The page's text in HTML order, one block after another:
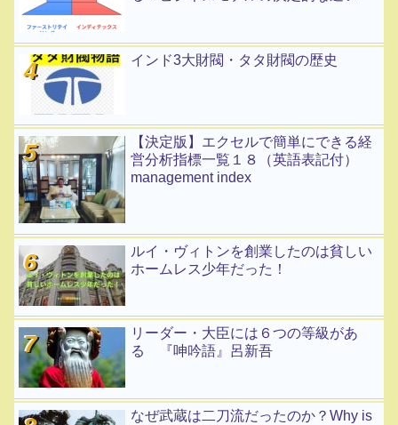
インド3大財閥・タタ財閥の歴史
【決定版】エクセルで簡単にできる経
営分析指標一覧１８（英語表記付）
management index
ルイ・ヴィトンを創業したのは貧しい
ホームレス少年だった！
リーダー・大臣には６つの等級があ
る 『呻吟語』呂新吾
なぜ武蔵は二刀流だったのか？Why is